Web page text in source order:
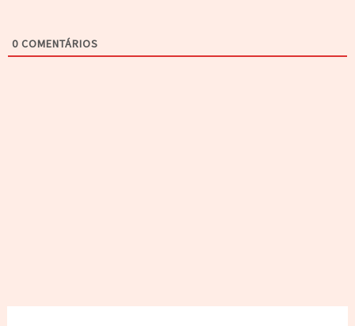
0 COMENTÁRIOS